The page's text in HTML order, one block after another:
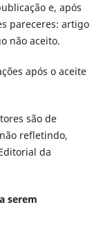
e, após
pareceres: artigo
não aceito.
após o aceite
são de
refletindo,
da
serem